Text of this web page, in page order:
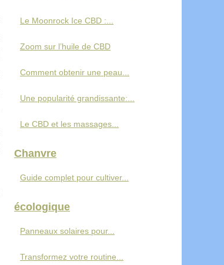
Le Moonrock Ice CBD :...
Zoom sur l’huile de CBD
Comment obtenir une peau...
Une popularité grandissante:...
Le CBD et les massages...
Chanvre
Guide complet pour cultiver...
écologique
Panneaux solaires pour...
Transformez votre routine...